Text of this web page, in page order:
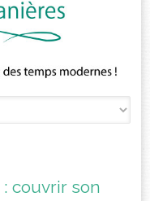
couvrir son